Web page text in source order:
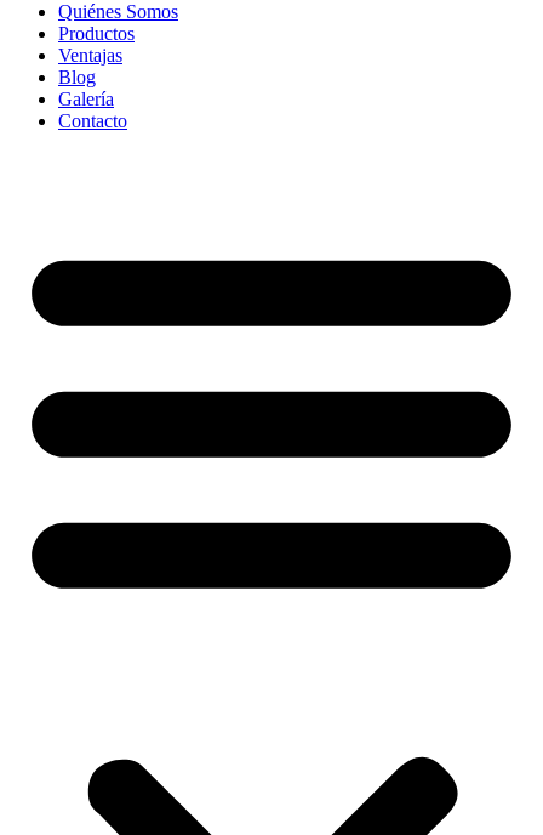
Quiénes Somos
Productos
Ventajas
Blog
Galería
Contacto